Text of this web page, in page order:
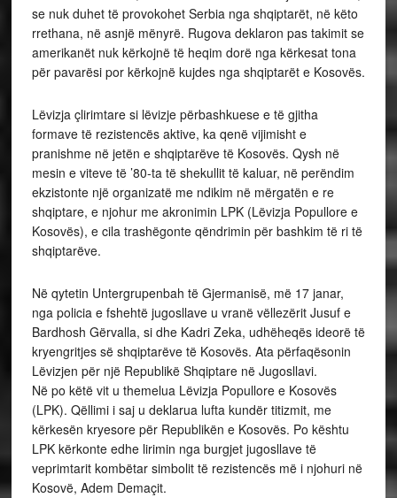
se nuk duhet të provokohet Serbia nga shqiptarët, në këto
rrethana, në asnjë mënyrë. Rugova deklaron pas takimit se
amerikanët nuk kërkojnë të heqim dorë nga kërkesat tona
për pavarësi por kërkojnë kujdes nga shqiptarët e Kosovës.
Lëvizja çlirimtare si lëvizje përbashkuese e të gjitha
formave të rezistencës aktive, ka qenë vijimisht e
pranishme në jetën e shqiptarëve të Kosovës. Qysh në
mesin e viteve të ’80-ta të shekullit të kaluar, në perëndim
ekzistonte një organizatë me ndikim në mërgatën e re
shqiptare, e njohur me akronimin LPK (Lëvizja Popullore e
Kosovës), e cila trashëgonte qëndrimin për bashkim të ri të
shqiptarëve.
Në qytetin Untergrupenbah të Gjermanisë, më 17 janar,
nga policia e fshehtë jugosllave u vranë vëllezërit Jusuf e
Bardhosh Gërvalla, si dhe Kadri Zeka, udhëheqës ideorë të
kryengritjes së shqiptarëve të Kosovës. Ata përfaqësonin
Lëvizjen për një Republikë Shqiptare në Jugosllavi.
Në po këtë vit u themelua Lëvizja Popullore e Kosovës
(LPK). Qëllimi i saj u deklarua lufta kundër titizmit, me
kërkesën kryesore për Republikën e Kosovës. Po kështu
LPK kërkonte edhe lirimin nga burgjet jugosllave të
veprimtarit kombëtar simbolit të rezistencës më i njohuri në
Kosovë, Adem Demaçit.